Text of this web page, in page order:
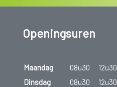
Openingsuren
Maandag 08u30 12u30
Dinsdag
08u30 12u30